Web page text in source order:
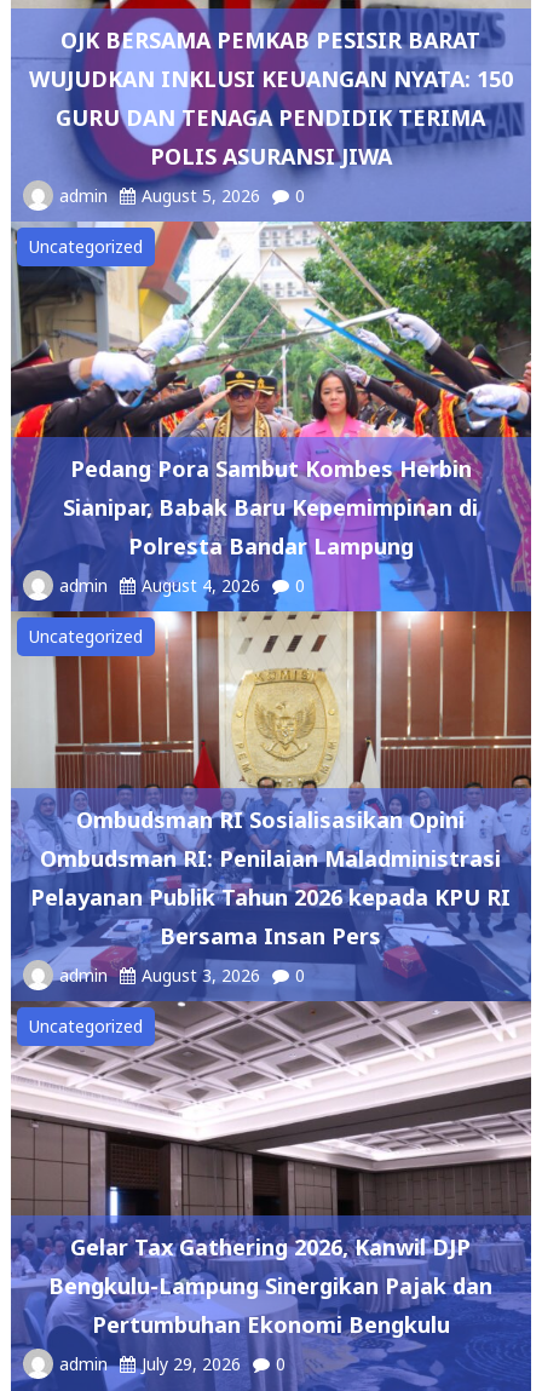
OJK BERSAMA PEMKAB PESISIR BARAT
WUJUDKAN INKLUSI KEUANGAN NYATA: 150
GURU DAN TENAGA PENDIDIK TERIMA
POLIS ASURANSI JIWA
admin August 5, 2026 0
Uncategorized
Pedang Pora Sambut Kombes Herbin
Sianipar, Babak Baru Kepemimpinan di
Polresta Bandar Lampung
admin August 4, 2026 0
Uncategorized
Ombudsman RI Sosialisasikan Opini
Ombudsman RI: Penilaian Maladministrasi
Pelayanan Publik Tahun 2026 kepada KPU RI
Bersama Insan Pers
admin August 3, 2026 0
Uncategorized
Gelar Tax Gathering 2026, Kanwil DJP
Bengkulu-Lampung Sinergikan Pajak dan
Pertumbuhan Ekonomi Bengkulu
admin July 29, 2026 0